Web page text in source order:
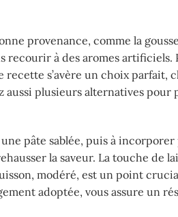
provenance, comme la
recourir à des aromes artificiels.
s’avère un choix parfait,
aussi plusieurs alternatives pour
pâte sablée, puis à
la saveur. La touche de
modéré, est un point
adoptée, vous assure un